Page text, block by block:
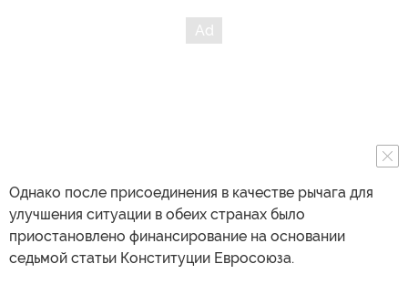
Однако после присоединения в качестве рычага для
улучшения ситуации в обеих странах было
приостановлено финансирование на основании
седьмой статьи Конституции Евросоюза.